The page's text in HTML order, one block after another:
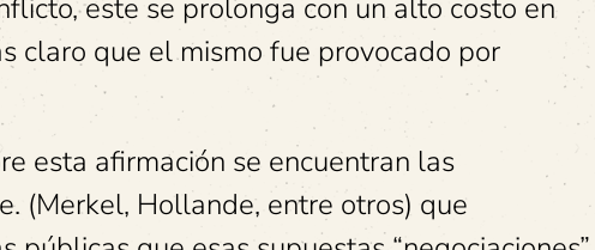
este se prolonga con un alto costo en
claro que el mismo fue provocado por
esta afirmación se encuentran las
(Merkel, Hollande, entre otros) que